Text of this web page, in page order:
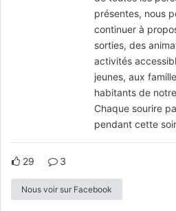
présentes, nous
continuer à
sorties, des
activités
jeunes, aux
habitants de
Chaque sourire
pendant cette
29 3
Nous voir sur Facebook